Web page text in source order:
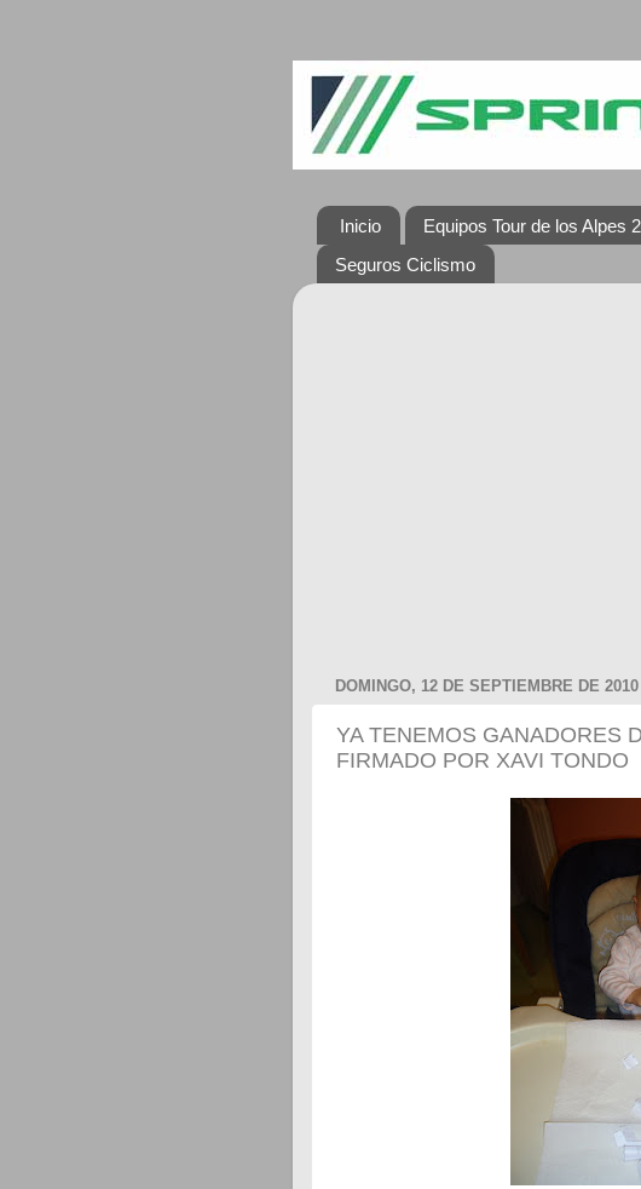
Inicio Equipos Tour de los Alpes
Seguros Ciclismo
DOMINGO, 12 DE SEPTIEMBRE DE 2010
YA TENEMOS GANADORES
FIRMADO POR XAVI TONDO